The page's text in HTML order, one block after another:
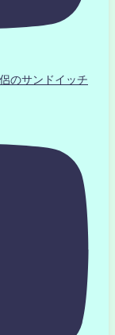
のサンドイッチ